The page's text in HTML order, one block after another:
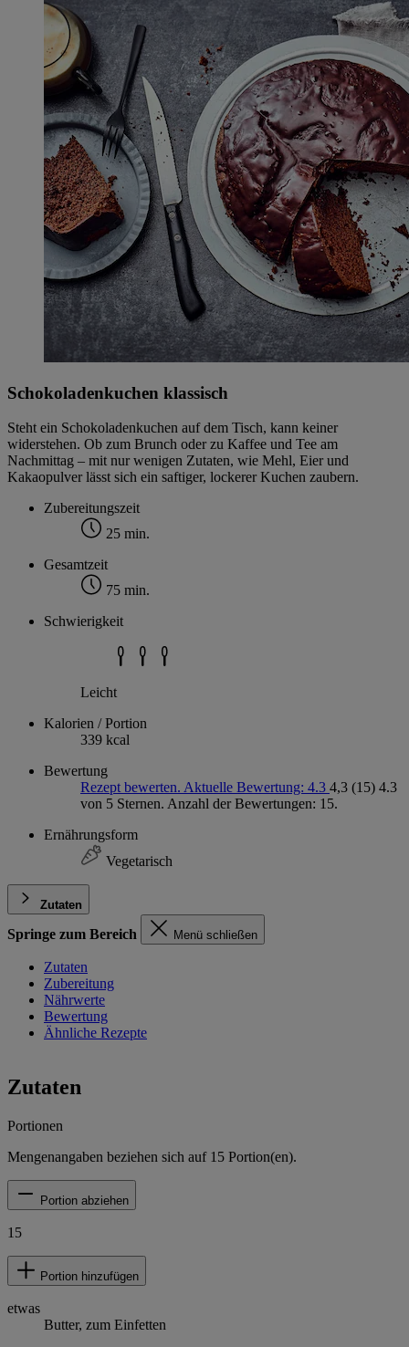
Schokoladenkuchen klassisch
Steht ein Schokoladenkuchen auf dem Tisch, kann keiner
widerstehen. Ob zum Brunch oder zu Kaffee und Tee am
Nachmittag – mit nur wenigen Zutaten, wie Mehl, Eier und
Kakaopulver lässt sich ein saftiger, lockerer Kuchen zaubern.
Zubereitungszeit
25 min.
Gesamtzeit
75 min.
Schwierigkeit
Leicht
Kalorien / Portion
339 kcal
Bewertung
Rezept bewerten. Aktuelle Bewertung: 4.3 4,3 (15) 4.3
von 5 Sternen. Anzahl der Bewertungen: 15.
Ernährungsform
Vegetarisch
Zutaten
Springe zum Bereich Menü schließen
Zutaten
Zubereitung
Nährwerte
Bewertung
Ähnliche Rezepte
Zutaten
Portionen
Mengenangaben beziehen sich auf 15 Portion(en).
Portion abziehen
15
Portion hinzufügen
etwas
Butter, zum Einfetten